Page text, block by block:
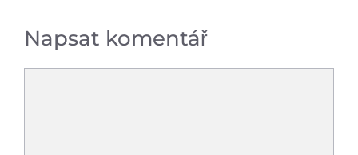
Napsat komentář